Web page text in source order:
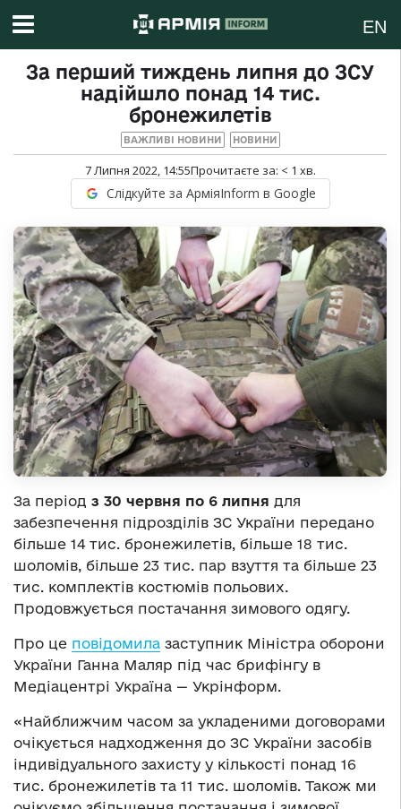
EN
За перший тиждень липня до ЗСУ
надійшло понад 14 тис.
бронежилетів
ВАЖЛИВІ НОВИНИ НОВИНИ
7 Липня 2022, 14:55Прочитаєте за: < 1 хв.
Слідкуйте за АрміяInform в Google
За період з 30 червня по 6 липня для
забезпечення підрозділів ЗС України передано
більше 14 тис. бронежилетів, більше 18 тис.
шоломів, більше 23 тис. пар взуття та більше 23
тис. комплектів костюмів польових.
Продовжується постачання зимового одягу.
Про це повідомила заступник Міністра оборони
України Ганна Маляр під час брифінгу в
Медіацентрі Україна — Укрінформ.
«Найближчим часом за укладеними договорами
очікується надходження до ЗС України засобів
індивідуального захисту у кількості понад 16
тис. бронежилетів та 11 тис. шоломів. Також ми